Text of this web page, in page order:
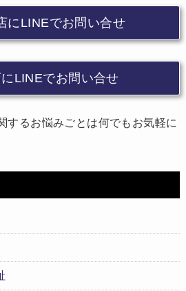
にLINEでお問い合せ
LINEでお問い合せ
するお悩みごとは何でもお気軽に